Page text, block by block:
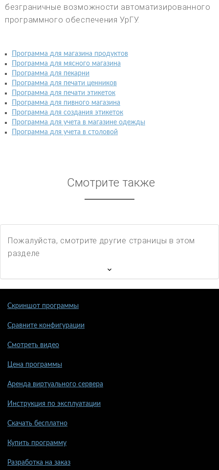
безграничные возможности автоматизированного
программного обеспечения УрГУ.
Программа для магазина продуктов
Программа для мясного магазина
Программа для пекарни
Программа для печати ценников
Программа для печати этикеток
Программа для пивного магазина
Программа для создания этикеток
Программа для учета в магазине одежды
Программа для учета в столовой
Смотрите также
Пожалуйста, смотрите другие страницы в этом
разделе
Скриншот программы
Сравните конфигурации
Смотреть видео
Цена программы
Аренда виртуального сервера
Инструкция по эксплуатации
Скачать бесплатно
Купить программу
Разработка на заказ